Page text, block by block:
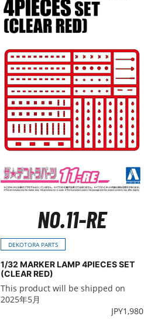
NO.11-RE
DEKOTORA PARTS
1/32 MARKER LAMP 4PIECES SET
(CLEAR RED)
This product will be shipped on
2025年5月
JPY1,980